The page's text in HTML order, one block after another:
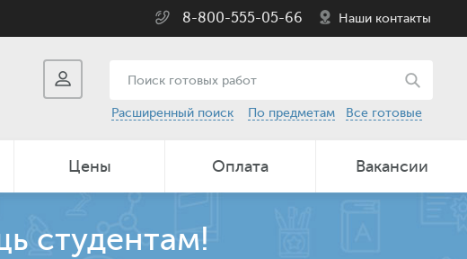
8-800-555-05-66 Наши контакты
Расширенный поиск По предметам Все готовые
Цены Оплата Вакансии
студентам!